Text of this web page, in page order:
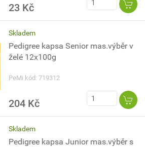
23 Kč
Skladem
Pedigree kapsa Senior mas.výběr v
želé 12x100g
PeMi kód: 719312
204 Kč
Skladem
Pedigree kapsa Junior mas.výběr s